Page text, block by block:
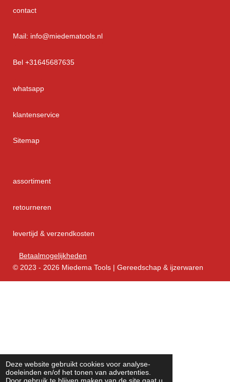
Deze website gebruikt cookies voor analyse-
doeleinden en/of het tonen van advertenties.
contact
Mail: info@miedematools.nl
Bel +31645687635
whatsapp
klantenservice
Sitemap
assortiment
retourneren
levertijd & verzendkosten
Betaalmogelijkheden
© 2023 - 2026 Miedema Tools | Gereedschap & ijzerwaren